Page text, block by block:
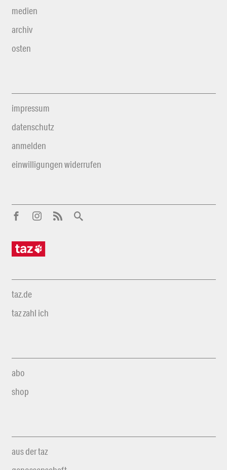
medien
archiv
osten
impressum
datenschutz
anmelden
einwilligungen widerrufen
taz.de
taz zahl ich
abo
shop
aus der taz